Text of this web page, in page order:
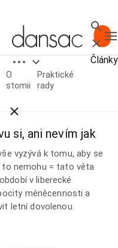
Hledat
Zavřít
Open breadcrumbs
Close breadcrumbs
O
stomii
Praktické
rady
Články
si, ani nevím jak
vyzývá k tomu, aby se
to nemohu = tato věta
v liberecké
méněcennosti a
letní dovolenou.